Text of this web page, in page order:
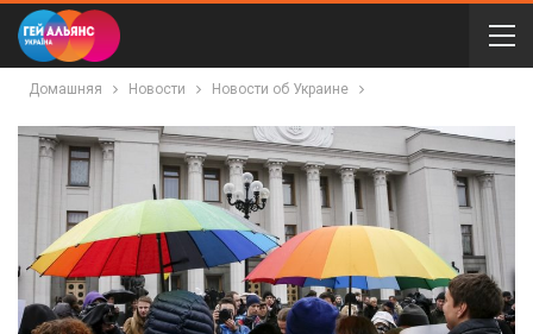
Домашняя Новости Новости об Украине